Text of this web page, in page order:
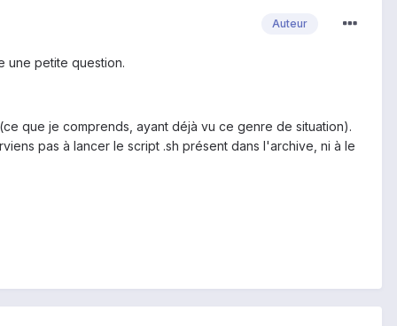
Auteur
une petite question.
que je comprends, ayant déjà vu ce genre de situation).
pas à lancer le script .sh présent dans l'archive, ni à le